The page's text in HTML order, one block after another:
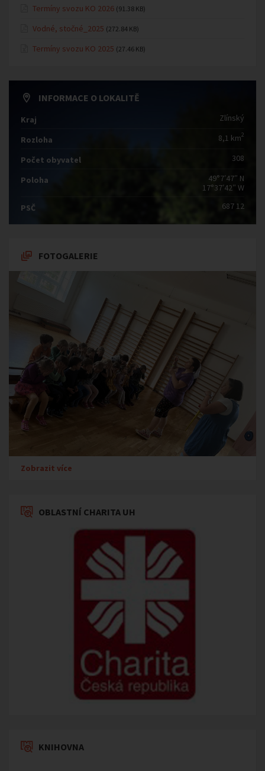
Termíny svozu KO 2026 (91.38 KB)
Vodné, stočné_2025 (272.84 KB)
Termíny svozu KO 2025 (27.46 KB)
INFORMACE O LOKALITĚ
Kraj Zlínský
Rozloha 8,1 km2
Počet obyvatel 308
Poloha
49°7′47″ N
17°37′42″ W
PSČ
687 12
FOTOGALERIE
Zobrazit více
OBLASTNÍ CHARITA UH
KNIHOVNA